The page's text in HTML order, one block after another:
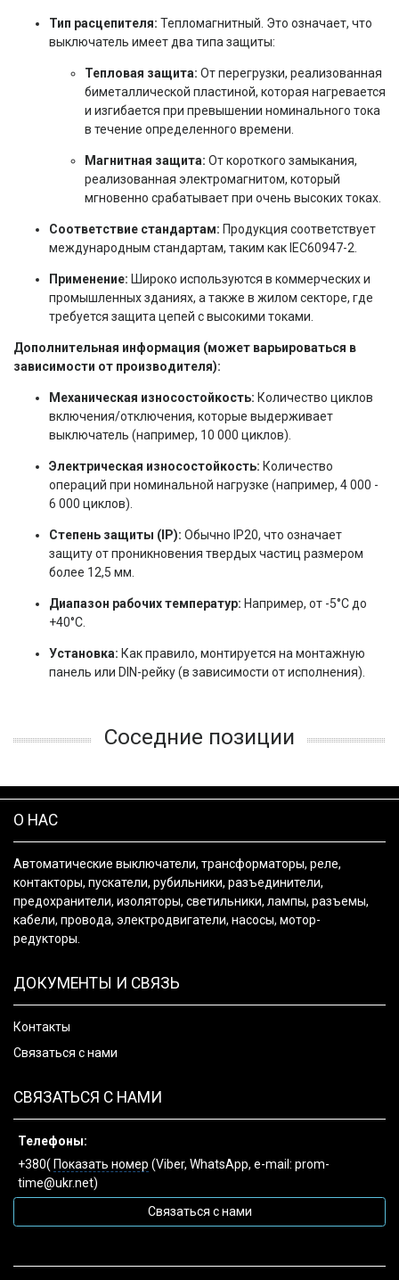
Тип расцепителя: Тепломагнитный. Это означает, что
выключатель имеет два типа защиты:
Тепловая защита: От перегрузки, реализованная
биметаллической пластиной, которая нагревается
и изгибается при превышении номинального тока
в течение определенного времени.
Магнитная защита: От короткого замыкания,
реализованная электромагнитом, который
мгновенно срабатывает при очень высоких токах.
Соответствие стандартам: Продукция соответствует
международным стандартам, таким как IEC60947-2.
Применение: Широко используются в коммерческих и
промышленных зданиях, а также в жилом секторе, где
требуется защита цепей с высокими токами.
Дополнительная информация (может варьироваться в
зависимости от производителя):
Механическая износостойкость: Количество циклов
включения/отключения, которые выдерживает
выключатель (например, 10 000 циклов).
Электрическая износостойкость: Количество
операций при номинальной нагрузке (например, 4 000 -
6 000 циклов).
Степень защиты (IP): Обычно IP20, что означает
защиту от проникновения твердых частиц размером
более 12,5 мм.
Диапазон рабочих температур: Например, от -5°C до
+40°C.
Установка: Как правило, монтируется на монтажную
панель или DIN-рейку (в зависимости от исполнения).
Соседние позиции
О НАС
Автоматические выключатели, трансформаторы, реле,
контакторы, пускатели, рубильники, разъединители,
предохранители, изоляторы, светильники, лампы, разъемы,
кабели, провода, электродвигатели, насосы, мотор-
редукторы.
ДОКУМЕНТЫ И СВЯЗЬ
Контакты
Связаться с нами
СВЯЗАТЬСЯ С НАМИ
Телефоны:
+380( Показать номер (Viber, WhatsApp, e-mail: prom-
time@ukr.net)
Связаться с нами